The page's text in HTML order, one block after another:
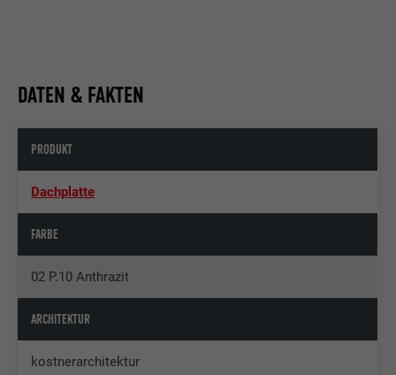
DATEN & FAKTEN
PRODUKT
Dachplatte
FARBE
02 P.10 Anthrazit
ARCHITEKTUR
kostnerarchitektur